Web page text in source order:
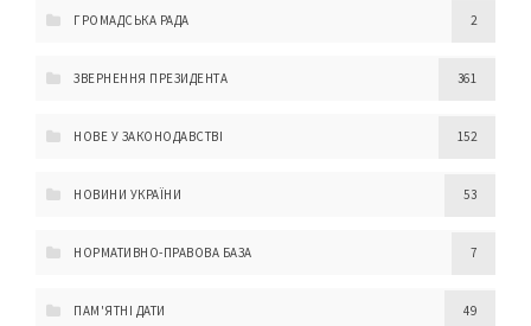
ГРОМАДСЬКА РАДА 2
ЗВЕРНЕННЯ ПРЕЗИДЕНТА 361
НОВЕ У ЗАКОНОДАВСТВІ 152
НОВИНИ УКРАЇНИ 53
НОРМАТИВНО-ПРАВОВА БАЗА 7
ПАМ'ЯТНІ ДАТИ 49